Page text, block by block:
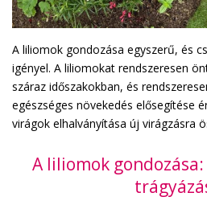
A liliomok gondozása egyszerű, és
igényel. A liliomokat rendszeresen
száraz időszakokban, és
egészséges növekedés elősegítése
virágok elhalványítása új virágzásra
A liliomok